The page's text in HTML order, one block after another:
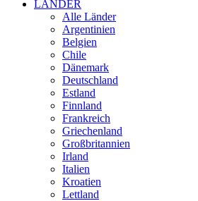
LÄNDER
Alle Länder
Argentinien
Belgien
Chile
Dänemark
Deutschland
Estland
Finnland
Frankreich
Griechenland
Großbritannien
Irland
Italien
Kroatien
Lettland